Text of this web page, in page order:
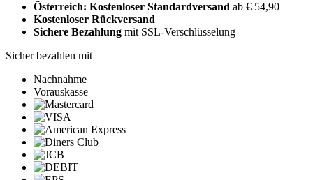
Österreich: Kostenloser Standardversand ab € 54,90
Kostenloser Rückversand
Sichere Bezahlung mit SSL-Verschlüsselung
Sicher bezahlen mit
Nachnahme
Vorauskasse